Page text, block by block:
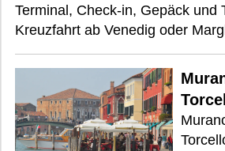
Terminal, Check-in, Gepäck und
Kreuzfahrt ab Venedig oder